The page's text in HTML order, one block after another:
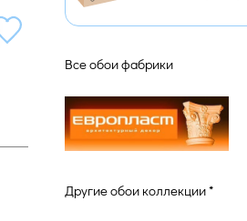
Все обои фабрики
Другие обои коллекции *